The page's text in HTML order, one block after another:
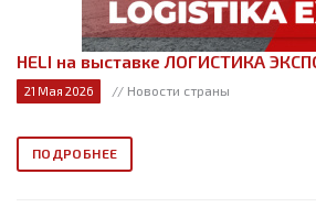
HELI на выставке ЛОГИСТИКА
21 Мая 2026 // Новости страны
ПОДРОБНЕЕ